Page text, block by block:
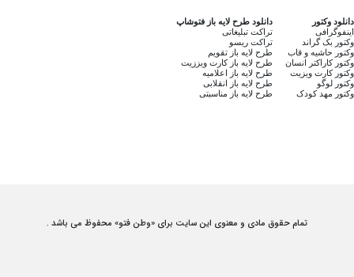
دانلود وکتور
اینفوگرافی
وکتور بک گراند
وکتور حاشیه و قاب
وکتور کاراکتر انسان
وکتور کارت ویزیت
وکتور لوگو
وکتور مهد کودک
دانلود طرح لایه باز فتوشاپ
تراکت تبلیغاتی
تراکت ریسو
طرح لایه باز تقویم
طرح لایه باز کارت ویززیت
طرح لایه باز اعلامیه
طرح لایه باز انقلابی
طرح لایه باز مناسبتی
تمام حقوق مادی و معنوی این سایت برای «وطن فتو» محفوظ می باشد .